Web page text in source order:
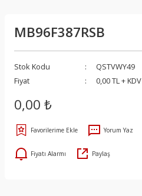
MB96F387RSB
Stok Kodu
QSTVWY49
Fiyat
0,00 TL + KDV
0,00 ₺
Yorum Yaz
Fiyatı Alarmı Paylaş